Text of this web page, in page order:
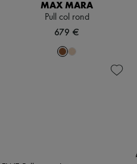
MAX MARA
Pull col rond
679 €